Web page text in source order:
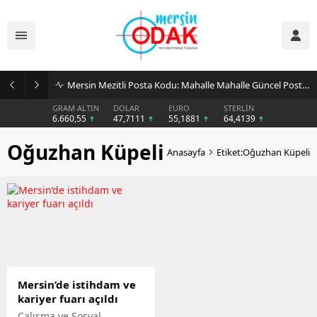
Mersin Mezitli Posta Kodu: Mahalle Mahalle Güncel Posta Kodu Rehberi
GRAM ALTIN
6.660,55
DOLAR
47,7111
EURO
55,1881
STERLİN
64,4139
Oğuzhan Küpeli Anasayfa Etiket:Oğuzhan Küpeli
Mersin’de istihdam ve
kariyer fuarı açıldı